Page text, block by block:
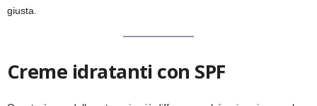
giusta.
Creme idratanti con SPF